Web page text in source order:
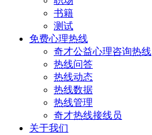
书籍
测试
免费心理热线
奇才公益心理咨询热线
热线问答
热线动态
热线数据
热线管理
奇才热线接线员
关于我们